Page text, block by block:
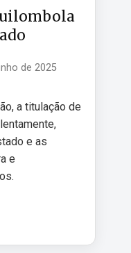
de 2025
a titulação de
e as
e